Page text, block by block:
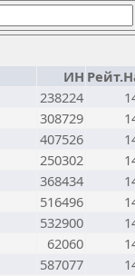
ИН
238224
308729
407526
250302
368434
516496
532900
62060
587077